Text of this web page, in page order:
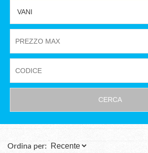
CERCA
Ordina per: